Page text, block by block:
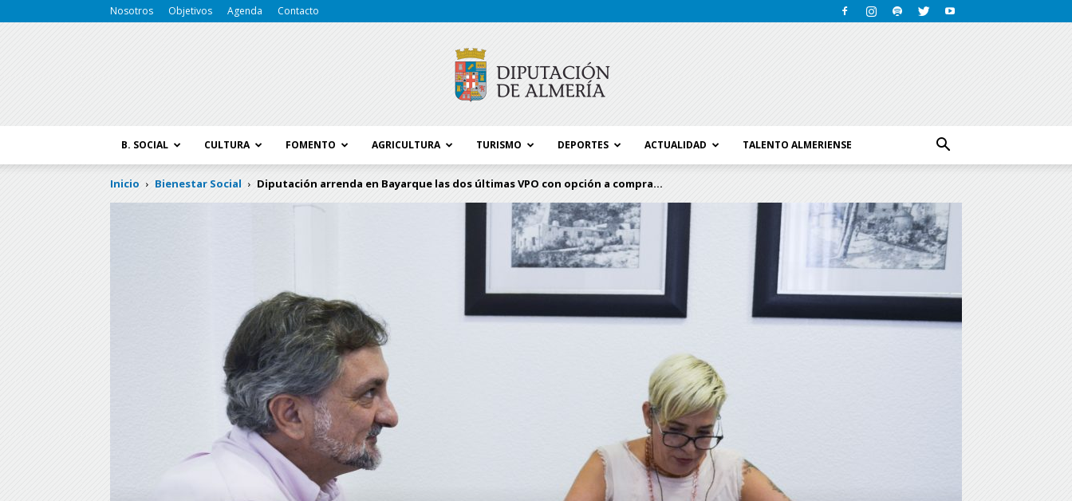
Nosotros Objetivos Agenda Contacto
Diputación
B. SOCIAL CULTURA FOMENTO AGRICULTURA TURISMO DEPORTES ACTUALIDAD TALENTO ALMERIENSE
Inicio Bienestar Social Diputación arrenda en Bayarque las dos últimas VPO con opción a compra...